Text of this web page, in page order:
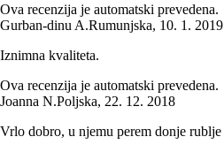
Ova recenzija je automatski prevedena.
Gurban-dinu A.Rumunjska, 10. 1. 2019
Iznimna kvaliteta.
Ova recenzija je automatski prevedena.
Joanna N.Poljska, 22. 12. 2018
Vrlo dobro, u njemu perem donje rublje